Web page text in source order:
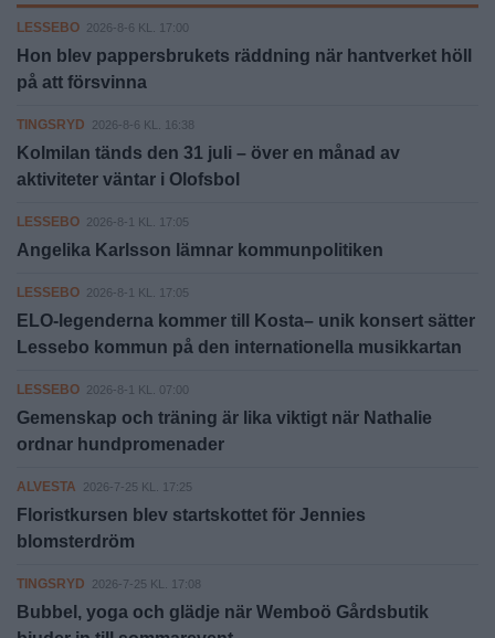
LESSEBO 2026-8-6 KL. 17:00
Hon blev pappersbrukets räddning när hantverket höll
på att försvinna
TINGSRYD 2026-8-6 KL. 16:38
Kolmilan tänds den 31 juli – över en månad av
aktiviteter väntar i Olofsbol
LESSEBO 2026-8-1 KL. 17:05
Angelika Karlsson lämnar kommunpolitiken
LESSEBO 2026-8-1 KL. 17:05
ELO-legenderna kommer till Kosta– unik konsert sätter
Lessebo kommun på den internationella musikkartan
LESSEBO 2026-8-1 KL. 07:00
Gemenskap och träning är lika viktigt när Nathalie
ordnar hundpromenader
ALVESTA 2026-7-25 KL. 17:25
Floristkursen blev startskottet för Jennies
blomsterdröm
TINGSRYD 2026-7-25 KL. 17:08
Bubbel, yoga och glädje när Wemboö Gårdsbutik